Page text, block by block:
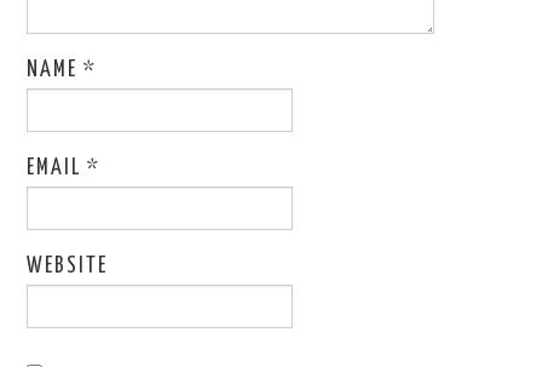
NAME*
EMAIL*
WEBSITE